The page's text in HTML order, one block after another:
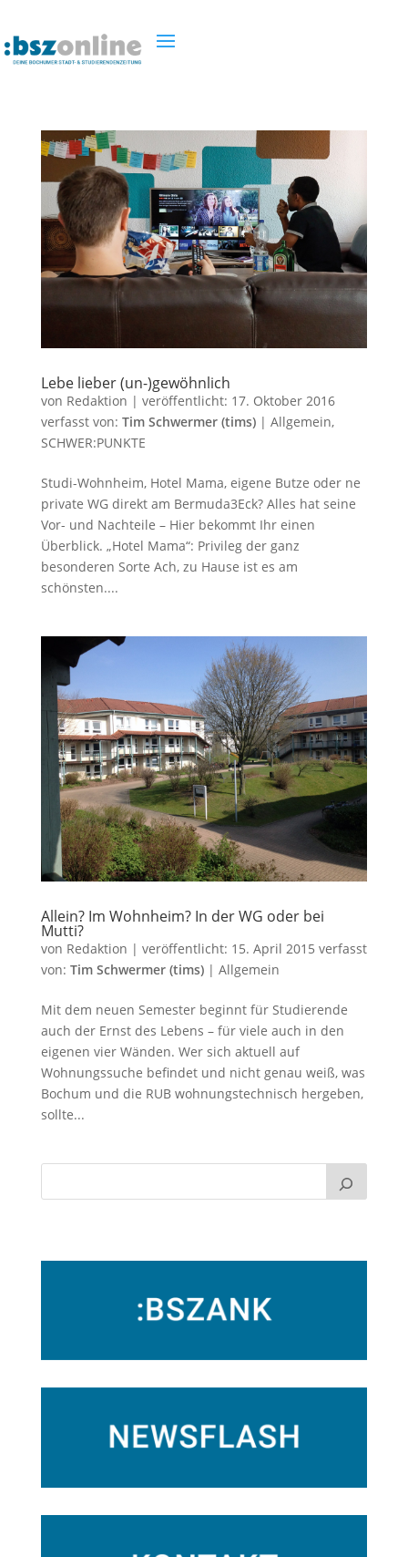
Lebe lieber (un-)gewöhnlich
von Redaktion | veröffentlicht: 17. Oktober 2016
verfasst von: Tim Schwermer (tims)| Allgemein,
SCHWER:PUNKTE
Studi-Wohnheim, Hotel Mama, eigene Butze oder ne
private WG direkt am Bermuda3Eck? Alles hat seine
Vor- und Nachteile – Hier bekommt Ihr einen
Überblick. „Hotel Mama“: Privileg der ganz
besonderen Sorte Ach, zu Hause ist es am
schönsten....
Allein? Im Wohnheim? In der WG oder bei
Mutti?
von Redaktion | veröffentlicht: 15. April 2015 verfasst
von: Tim Schwermer (tims)| Allgemein
Mit dem neuen Semester beginnt für Studierende
auch der Ernst des Lebens – für viele auch in den
eigenen vier Wänden. Wer sich aktuell auf
Wohnungssuche befindet und nicht genau weiß, was
Bochum und die RUB wohnungstechnisch hergeben,
sollte...